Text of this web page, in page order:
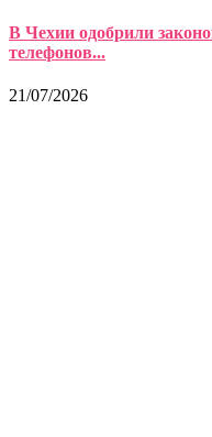
В Чехии одобрили
телефонов...
21/07/2026